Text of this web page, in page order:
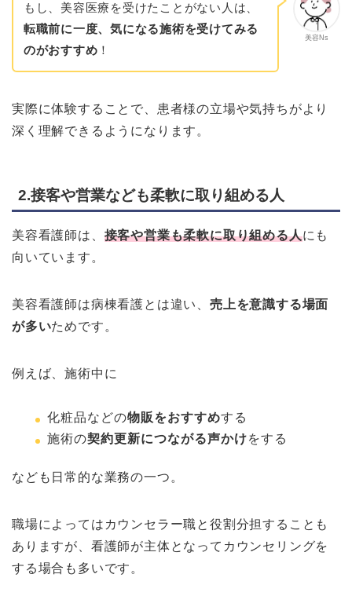
美容Ns
もし、美容医療を受けたことがない人は、
転職前に一度、気になる施術を受けてみる
のがおすすめ ！
実際に体験することで、患者様の立場や気持ちがより
深く理解できるようになります。
2.接客や営業なども柔軟に取り組める人
美容看護師は、 接客や営業も柔軟に取り組める人にも
向いています。
美容看護師は病棟看護とは違い、 売上を意識する場面
が多いためです。
例えば、施術中に
化粧品などの物販をおすすめする
施術の契約更新につながる声かけをする
なども日常的な業務の一つ。
職場によってはカウンセラー職と役割分担することも
ありますが、看護師が主体となってカウンセリングを
する場合も多いです。